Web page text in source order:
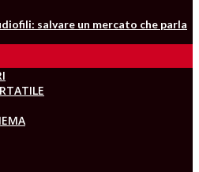
salvare un mercato che parla